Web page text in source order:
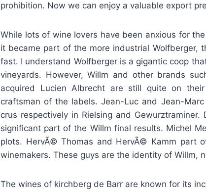
prohibition. Now we can enjoy a valuable export
While lots of wine lovers have been anxious for
it became part of the more industrial Wolfberger,
fast. I understand Wolfberger is a gigantic coop
vineyards. However, Willm and other brands
acquired Lucien Albrecht are still quite on
craftsman of the labels. Jean-Luc and Jean-
crus respectively in Rielsing and
significant part of the Willm final results. Michel
plots. HervÃ© Thomas and HervÃ© Kamm part
winemakers. These guys are the identity of Willm,
The wines of kirchberg de Barr are known for its